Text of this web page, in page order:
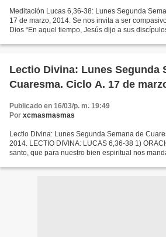
Meditación Lucas 6,36-38: Lunes Segunda
17 de marzo, 2014. Se nos invita a ser
Dios “En aquel tiempo, Jesús dijo a sus
Lectio Divina: Lunes Segunda
Cuaresma. Ciclo A. 17 de
Publicado en 16/03/p. m. 19:49
Por xcmasmasmas
Lectio Divina: Lunes Segunda Semana de
2014. LECTIO DIVINA: LUCAS 6,36-38 1)
santo, que para nuestro bien espiritual nos